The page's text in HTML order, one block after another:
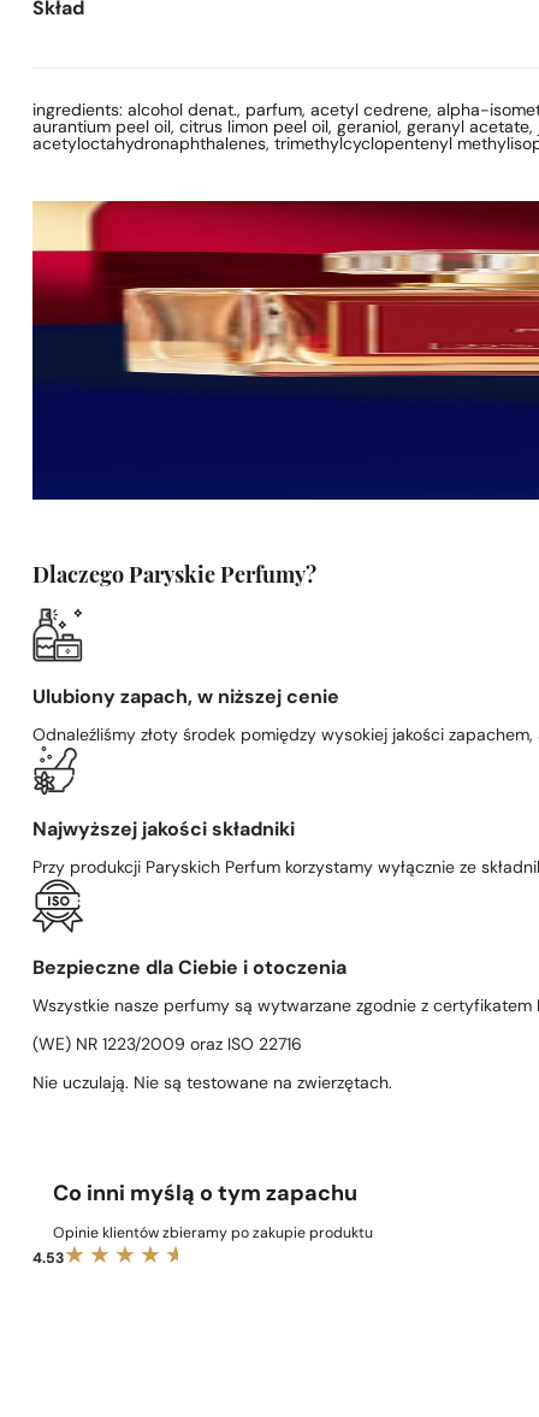
Skład
ingredients: alcohol denat., parfum, acetyl cedrene, alpha-
aurantium peel oil, citrus limon peel oil, geraniol, geranyl
acetyloctahydronaphthalenes, trimethylcyclopentenyl
Dlaczego Paryskie Perfumy?
Ulubiony zapach, w niższej cenie
Odnaleźliśmy złoty środek pomiędzy wysokiej jakości
Najwyższej jakości składniki
Przy produkcji Paryskich Perfum korzystamy wyłącznie ze
Bezpieczne dla Ciebie i otoczenia
Wszystkie nasze perfumy są wytwarzane zgodnie z certyfikatem
(WE) NR 1223/2009 oraz ISO 22716
Nie uczulają. Nie są testowane na zwierzętach.
Co inni myślą o tym zapachu
Opinie klientów zbieramy po zakupie produktu
4.53